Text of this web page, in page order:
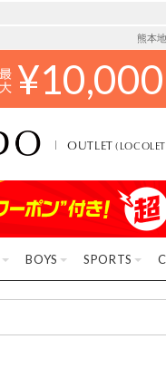
熊本
¥10,000
OUTLET
BOYS SPORTS